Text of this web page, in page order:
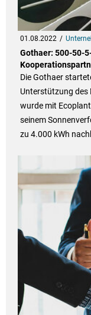
01.08.2022
Gothaer: 500-50-
Die Gothaer
Unterstützung des
wurde mit
seinem
zu 4.000 kWh